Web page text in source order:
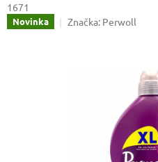
1671
Novinka Značka: Perwoll